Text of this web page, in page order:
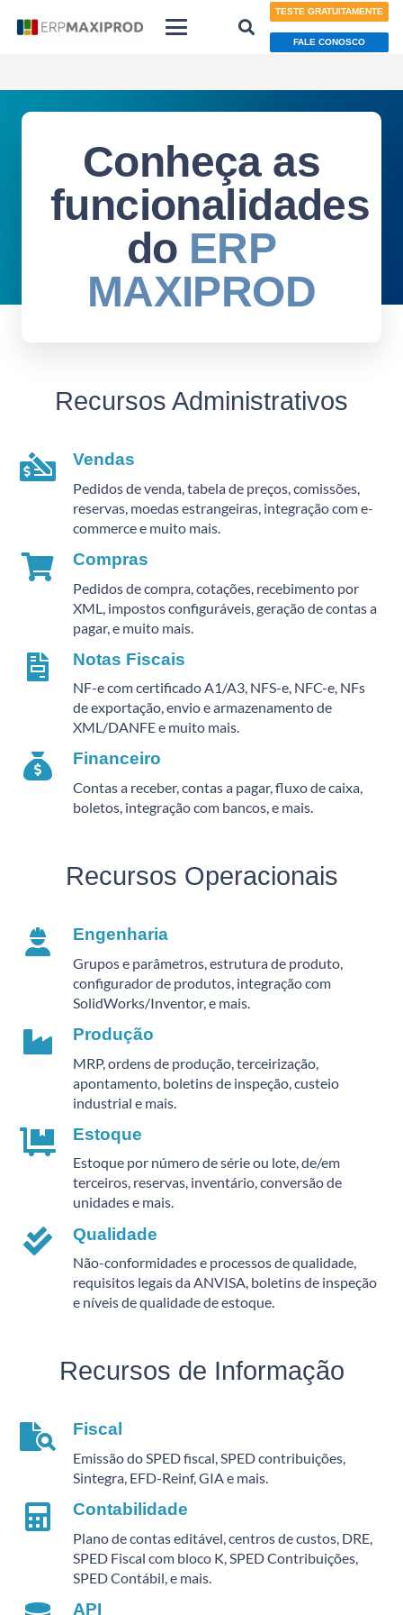
TESTE GRATUITAMENTE
FALE CONOSCO
Conheça as
funcionalidades
do ERP
MAXIPROD
Recursos Administrativos
Vendas
Pedidos de venda, tabela de preços, comissões,
reservas, moedas estrangeiras, integração com e-
commerce e muito mais.
Compras
Pedidos de compra, cotações, recebimento por
XML, impostos configuráveis, geração de contas a
pagar, e muito mais.
Notas Fiscais
NF-e com certificado A1/A3, NFS-e, NFC-e, NFs
de exportação, envio e armazenamento de
XML/DANFE e muito mais.
Financeiro
Contas a receber, contas a pagar, fluxo de caixa,
boletos, integração com bancos, e mais.
Recursos Operacionais
Engenharia
Grupos e parâmetros, estrutura de produto,
configurador de produtos, integração com
SolidWorks/Inventor, e mais.
Produção
MRP, ordens de produção, terceirização,
apontamento, boletins de inspeção, custeio
industrial e mais.
Estoque
Estoque por número de série ou lote, de/em
terceiros, reservas, inventário, conversão de
unidades e mais.
Qualidade
Não-conformidades e processos de qualidade,
requisitos legais da ANVISA, boletins de inspeção
e níveis de qualidade de estoque.
Recursos de Informação
Fiscal
Emissão do SPED fiscal, SPED contribuições,
Sintegra, EFD-Reinf, GIA e mais.
Contabilidade
Plano de contas editável, centros de custos, DRE,
SPED Fiscal com bloco K, SPED Contribuições,
SPED Contábil, e mais.
API